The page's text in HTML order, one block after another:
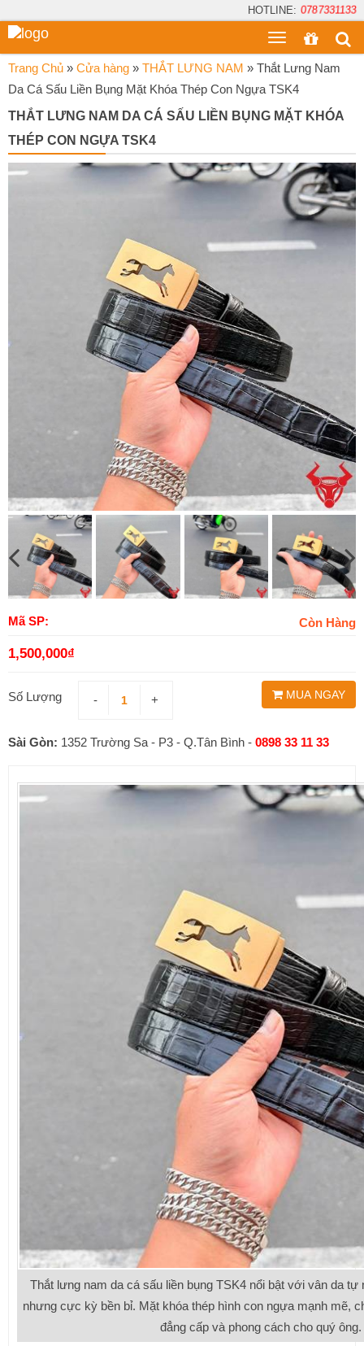
HOTLINE: 0787331133
Toggle
menu
Trang Chủ » Cửa hàng » THẮT LƯNG NAM » Thắt Lưng Nam
Da Cá Sấu Liền Bụng Mặt Khóa Thép Con Ngựa TSK4
THẮT LƯNG NAM DA CÁ SẤU LIỀN BỤNG MẶT KHÓA
THÉP CON NGỰA TSK4
Mã SP: Còn Hàng
1,500,000₫
Số Lượng - + MUA NGAY
Sài Gòn: 1352 Trường Sa - P3 - Q.Tân Bình - 0898 33 11 33
Thắt lưng nam da cá sấu liền bụng TSK4 nổi bật với vân da tự
nhưng cực kỳ bền bỉ. Mặt khóa thép hình con ngựa mạnh mẽ,
đẳng cấp và phong cách cho quý ông.